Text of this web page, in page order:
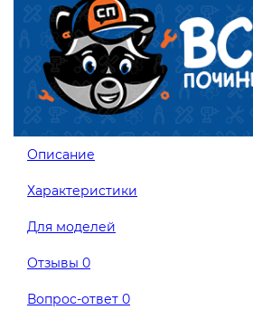
Описание
Характеристики
Для моделей
Отзывы 0
Вопрос-ответ 0